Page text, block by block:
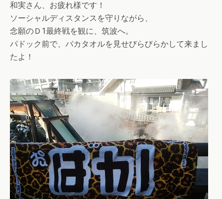
和実さん、お疲れ様です！
ソーシャルディスタンスを守りながら、
念願のＤ1最終戦を観に、筑波へ。
パドック前で、バカタオルを見せびらびらかして来まし
たよ！